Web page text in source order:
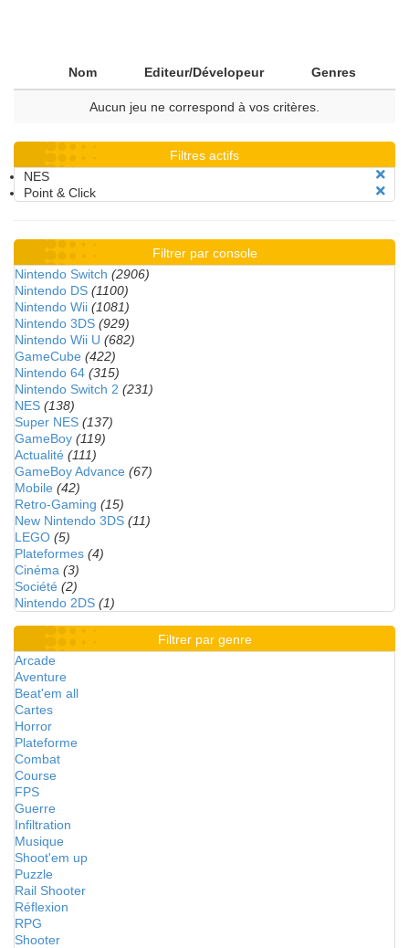
Nom Editeur/Dévelopeur Genres
Aucun jeu ne correspond à vos critères.
Filtres actifs
NES
Point & Click
Filtrer par console
Nintendo Switch (2906)
Nintendo DS (1100)
Nintendo Wii (1081)
Nintendo 3DS (929)
Nintendo Wii U (682)
GameCube (422)
Nintendo 64 (315)
Nintendo Switch 2 (231)
NES (138)
Super NES (137)
GameBoy (119)
Actualité (111)
GameBoy Advance (67)
Mobile (42)
Retro-Gaming (15)
New Nintendo 3DS (11)
LEGO (5)
Plateformes (4)
Cinéma (3)
Société (2)
Nintendo 2DS (1)
Filtrer par genre
Arcade
Aventure
Beat'em all
Cartes
Horror
Plateforme
Combat
Course
FPS
Guerre
Infiltration
Musique
Shoot'em up
Puzzle
Rail Shooter
Réflexion
RPG
Shooter